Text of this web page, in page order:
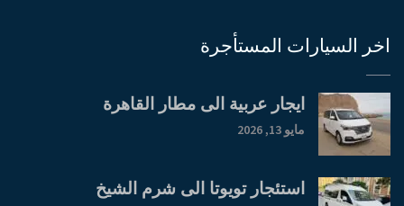
اخر السيارات المستأجرة
ايجار عربية الى مطار القاهرة
مايو 13, 2026
استئجار تويوتا الى شرم الشيخ